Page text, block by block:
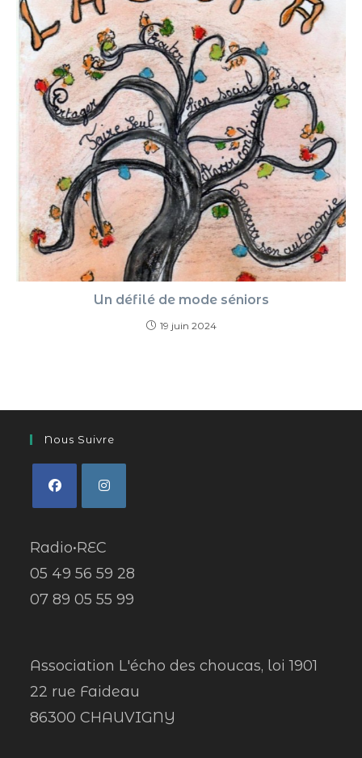
Un défilé de mode séniors
19 juin 2024
Nous Suivre
Radio•REC
05 49 56 59 28
07 89 05 55 99
Association L'écho des choucas, loi 1901
22 rue Faideau
86300 CHAUVIGNY